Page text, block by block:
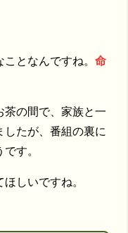
となんですね。 命
茶の間で、家族と一
たが、番組の裏に
す。
しいですね。